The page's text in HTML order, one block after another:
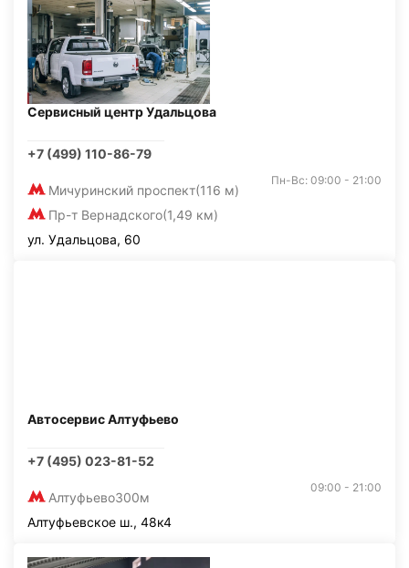
Сервисный центр Удальцова
+7 (499) 110-86-79
Мичуринский проспект(116 м)
Пр-т Вернадского(1,49 км)
Пн-Вс: 09:00 - 21:00
ул. Удальцова, 60
Автосервис Алтуфьево
+7 (495) 023-81-52
Алтуфьево300м
09:00 - 21:00
Алтуфьевское ш., 48к4